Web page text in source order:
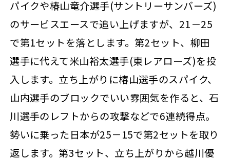
パイクや椿山竜介選手(サントリーサンバーズ)
のサービスエースで追い上げますが、21－25
で第1セットを落とします。第2セット、柳田
選手に代えて米山裕太選手(東レアローズ)を投
入します。立ち上がりに椿山選手のスパイク、
山内選手のブロックでいい雰囲気を作ると、石
川選手のレフトからの攻撃などで6連続得点。
勢いに乗った日本が25－15で第2セットを取り
返します。第3セット、立ち上がりから越川優